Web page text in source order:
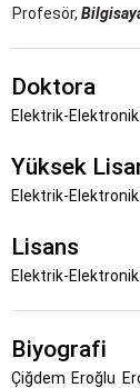
Profesör,
Doktora
Elektrik-
Yüksek
Elektrik-
Lisans
Elektrik-
Biyografi
Çiğdem Eroğlu